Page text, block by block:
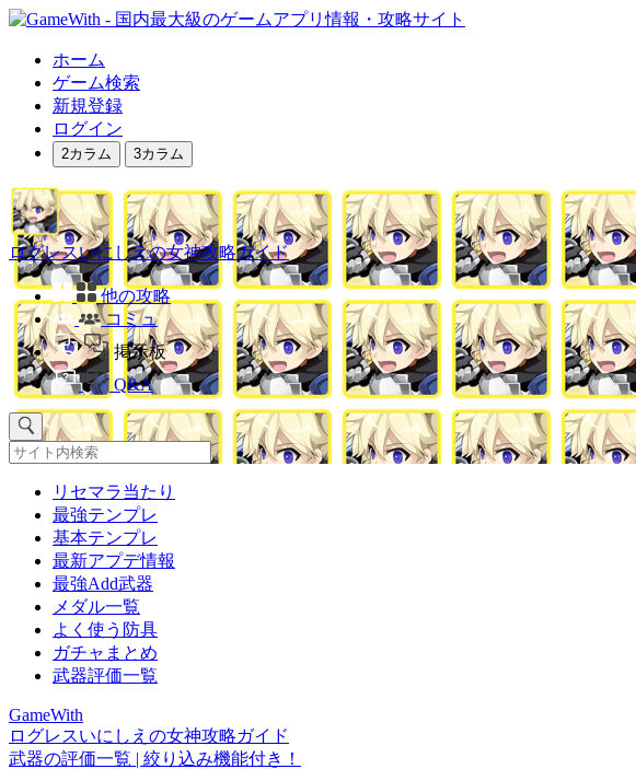
ホーム
ゲーム検索
新規登録
ログイン
2カラム 3カラム
ログレスいにしえの女神攻略ガイド
他の攻略
コミュ
掲示板
Q&A
リセマラ当たり
最強テンプレ
基本テンプレ
最新アプデ情報
最強Add武器
メダル一覧
よく使う防具
ガチャまとめ
武器評価一覧
GameWith
ログレスいにしえの女神攻略ガイド
武器の評価一覧 | 絞り込み機能付き！